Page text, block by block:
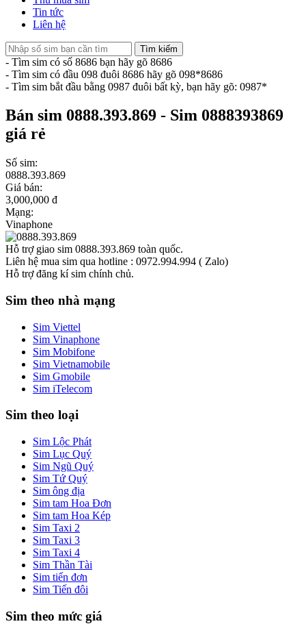
Tin tức
Liên hệ
Tìm kiếm
- Tìm sim có số 8686 bạn hãy gõ 8686
- Tìm sim có đầu 098 đuôi 8686 hãy gõ 098*8686
- Tìm sim bắt đầu bằng 0987 đuôi bất kỳ, bạn hãy gõ: 0987*
Bán sim 0888.393.869 - Sim 0888393869
giá rẻ
Số sim:
0888.393.869
Giá bán:
3,000,000 đ
Mạng:
Vinaphone
Hỗ trợ giao sim 0888.393.869 toàn quốc.
Liên hệ mua sim qua hotline : 0972.994.994 ( Zalo)
Hỗ trợ đăng kí sim chính chủ.
Sim theo nhà mạng
Sim Viettel
Sim Vinaphone
Sim Mobifone
Sim Vietnamobile
Sim Gmobile
Sim iTelecom
Sim theo loại
Sim Lộc Phát
Sim Lục Quý
Sim Ngũ Quý
Sim Tứ Quý
Sim ông địa
Sim tam Hoa Đơn
Sim tam Hoa Kép
Sim Taxi 2
Sim Taxi 3
Sim Taxi 4
Sim Thần Tài
Sim tiến đơn
Sim Tiến đôi
Sim theo mức giá